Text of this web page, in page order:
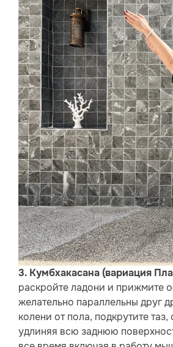
3. Кумбхакасана (вариация
раскройте ладони и прижмите
желательно параллельны друг
колени от пола, подкрутите
удлиняя всю заднюю